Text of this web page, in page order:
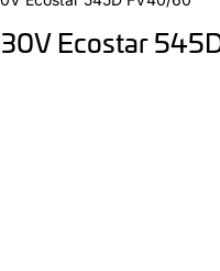
Ecostar